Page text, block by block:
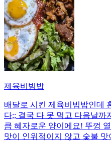
제육비빔밥
배달로 시킨 제육비빔밥인데
다;; 결국 다 못 먹고 다음날까
큼 혜자로운 양이에요! 뚜껑
맛이 인위적이지 않고 숯불